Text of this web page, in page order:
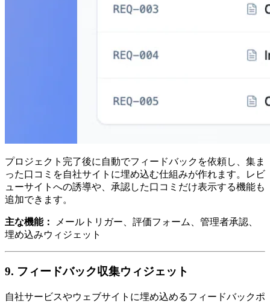
プロジェクト完了後に自動でフィードバックを依頼し、集ま
った口コミを自社サイトに埋め込む仕組みが作れます。レビ
ューサイトへの誘導や、承認した口コミだけ表示する機能も
追加できます。
主な機能：
メールトリガー、評価フォーム、管理者承認、
埋め込みウィジェット
9. フィードバック収集ウィジェット
自社サービスやウェブサイトに埋め込めるフィードバックポ